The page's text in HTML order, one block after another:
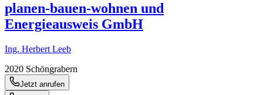
planen-bauen-wohnen und
Energieausweis GmbH
Ing. Herbert Leeb
2020 Schöngrabern
Jetzt anrufen